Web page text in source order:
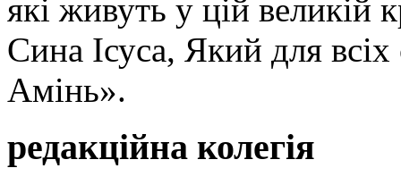
які живуть у цій великій
Сина Ісуса, Який для
Амінь».
редакційна колегія